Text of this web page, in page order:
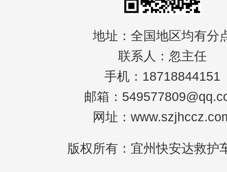
地址：全国地区均有分
联系人：忽主任
手机：18718844151
邮箱：
网址：
版权所有：宜州快安达救护